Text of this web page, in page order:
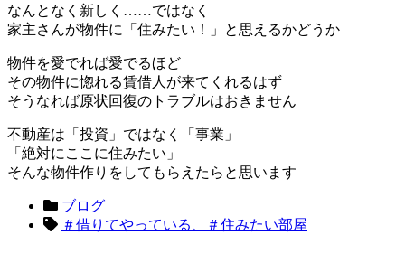
なんとなく新しく……ではなく
家主さんが物件に「住みたい！」と思えるかどうか
物件を愛でれば愛でるほど
その物件に惚れる賃借人が来てくれるはず
そうなれば原状回復のトラブルはおきません
不動産は「投資」ではなく「事業」
「絶対にここに住みたい」
そんな物件作りをしてもらえたらと思います
ブログ
＃借りてやっている、＃住みたい部屋